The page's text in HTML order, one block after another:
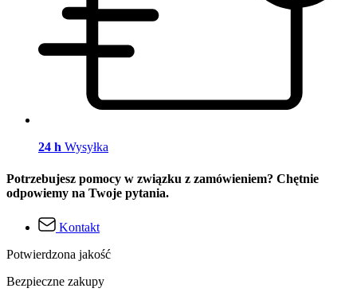
24 h Wysyłka
Potrzebujesz pomocy w związku z zamówieniem? Chętnie
odpowiemy na Twoje pytania.
Kontakt
Potwierdzona jakość
Bezpieczne zakupy